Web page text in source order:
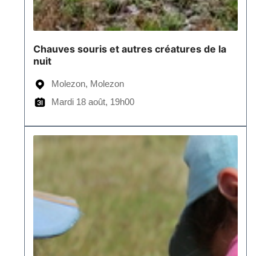
Chauves souris et autres créatures de la
nuit
Molezon, Molezon
Mardi 18 août, 19h00